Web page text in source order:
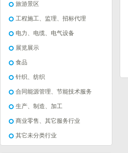
旅游景区
工程施工、监理、招标代理
电力、电缆、电气设备
展览展示
食品
针织、纺织
合同能源管理、节能技术服务
生产、制造、加工
商业零售、其它服务行业
其它未分类行业